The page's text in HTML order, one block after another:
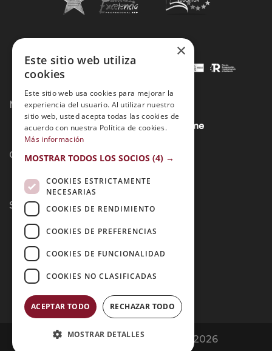
Métodos de Pago:
Contacto:
Síguenos:
Opiniones Grupo Esneca | Copyright 2026
×
Este sitio web utiliza
cookies
Este sitio web usa cookies para mejorar la
experiencia del usuario. Al utilizar nuestro
sitio web, usted acepta todas las cookies de
acuerdo con nuestra Política de cookies.
Más información
MOSTRAR TODOS LOS SOCIOS (4) →
COOKIES ESTRICTAMENTE
NECESARIAS
COOKIES DE RENDIMIENTO
COOKIES DE PREFERENCIAS
COOKIES DE FUNCIONALIDAD
COOKIES NO CLASIFICADAS
ACEPTAR TODO RECHAZAR TODO
MOSTRAR DETALLES